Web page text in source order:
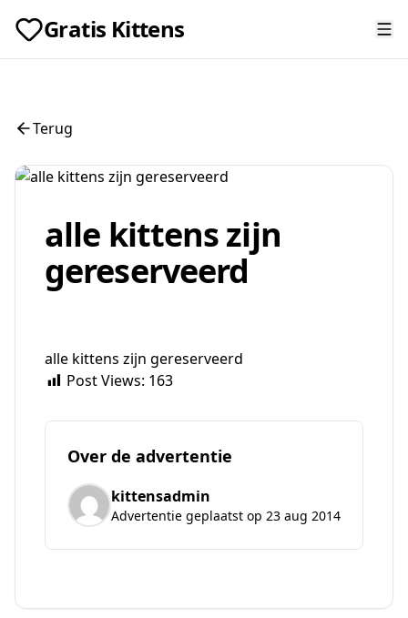
Gratis Kittens
Terug
alle kittens zijn
gereserveerd
alle kittens zijn gereserveerd
Post Views: 163
Over de advertentie
kittensadmin
Advertentie geplaatst op 23 aug 2014